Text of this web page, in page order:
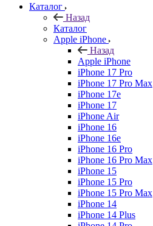
Каталог
Назад
Каталог
Apple iPhone
Назад
Apple iPhone
iPhone 17 Pro
iPhone 17 Pro Max
iPhone 17e
iPhone 17
iPhone Air
iPhone 16
iPhone 16e
iPhone 16 Pro
iPhone 16 Pro Max
iPhone 15
iPhone 15 Pro
iPhone 15 Pro Max
iPhone 14
iPhone 14 Plus